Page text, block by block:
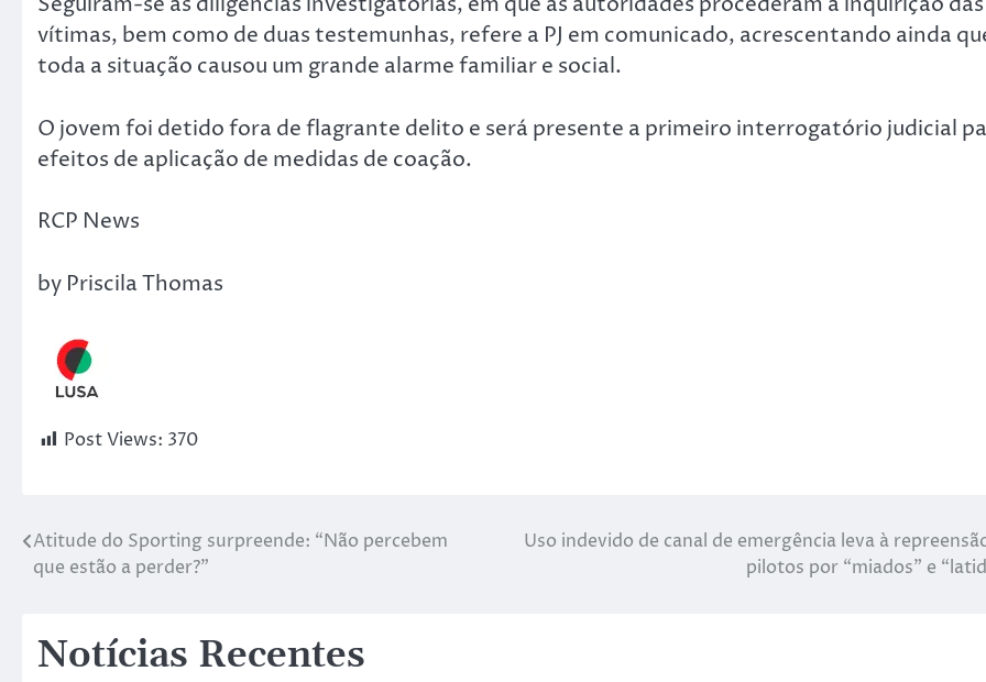
vítimas, bem como de duas testemunhas, refere a PJ em comunicado, acrescentando ainda
toda a situação causou um grande alarme familiar e social.
O jovem foi detido fora de flagrante delito e será presente a primeiro interrogatório judicial
efeitos de aplicação de medidas de coação.
RCP News
by Priscila Thomas
Post Views: 370
Atitude do Sporting surpreende: “Não percebem
que estão a perder?”
Uso indevido de canal de emergência leva à
pilotos por “miados” e
Notícias Recentes